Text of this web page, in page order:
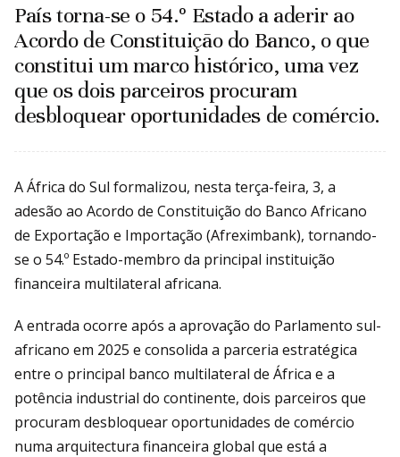
País torna-se o 54.º Estado a aderir ao
Acordo de Constituição do Banco, o que
constitui um marco histórico, uma vez
que os dois parceiros procuram
desbloquear oportunidades de comércio.
A África do Sul formalizou, nesta terça-feira, 3, a
adesão ao Acordo de Constituição do Banco Africano
de Exportação e Importação (Afreximbank), tornando-
se o 54.º Estado-membro da principal instituição
financeira multilateral africana.
A entrada ocorre após a aprovação do Parlamento sul-
africano em 2025 e consolida a parceria estratégica
entre o principal banco multilateral de África e a
potência industrial do continente, dois parceiros que
procuram desbloquear oportunidades de comércio
numa arquitectura financeira global que está a